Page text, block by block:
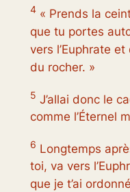
4« Prends la
que tu portes
vers l’Euphrate
du rocher. »
5 J’allai donc le
comme l’Éternel
6 Longtemps
toi, va vers
que je t’ai